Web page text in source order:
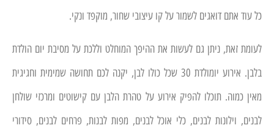
כל עוד אתם דואגים לשמור על קו עיצובי שחור, מוקפד ונקי.
לעומת זאת, ניתן גם לעשות את ההיפך המוחלט וללכת על מסיבת יום הולדת
בלבן. אירוע יומולדת 30 שכל כולו לבן, יקנה לכם תחושה שמימית וחגיגית
מאין כמוה. תוכלו להפיק אירוע על טהרת הלבן עם קישוטים ומרכזי שולחן
לבנים, וילונות לבנים, כלי אוכל לבנים, מפות לבנות, פרחים לבנים, סידורי